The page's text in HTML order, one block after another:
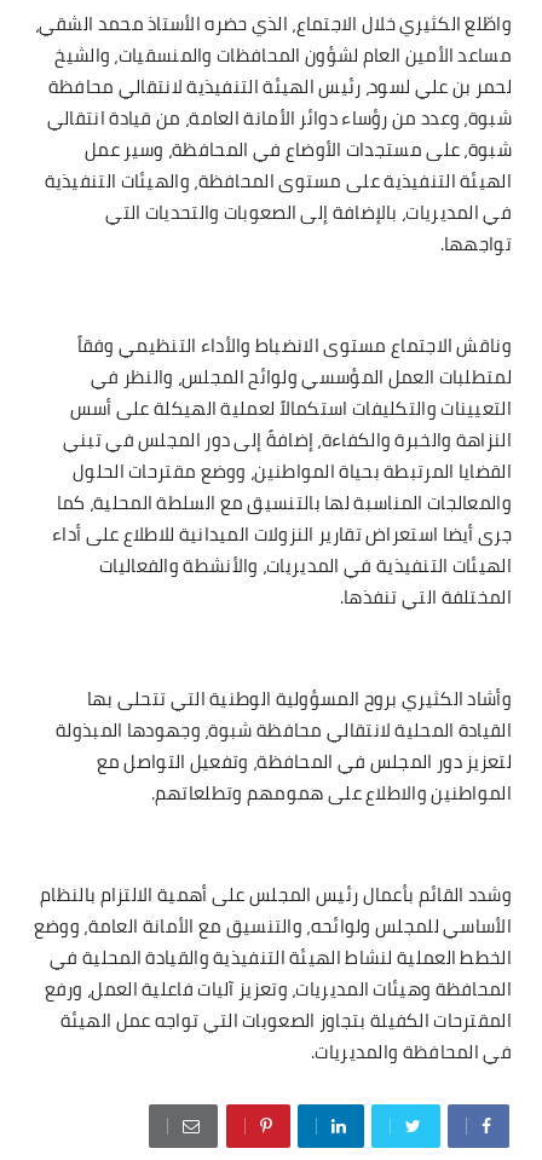
واطّلع الكثيري خلال الاجتماع، الذي حضره الأستاذ محمد الشقي،
مساعد الأمين العام لشؤون المحافظات والمنسقيات، والشيخ
لحمر بن علي لسود، رئيس الهيئة التنفيذية لانتقالي محافظة
شبوة، وعدد من رؤساء دوائر الأمانة العامة، من قيادة انتقالي
شبوة، على مستجدات الأوضاع في المحافظة، وسير عمل
الهيئة التنفيذية على مستوى المحافظة، والهيئات التنفيذية
في المديريات، بالإضافة إلى الصعوبات والتحديات التي
تواجهها.
وناقش الاجتماع مستوى الانضباط والأداء التنظيمي وفقاً
لمتطلبات العمل المؤسسي ولوائح المجلس، والنظر في
التعيينات والتكليفات استكمالاً لعملية الهيكلة على أسس
النزاهة والخبرة والكفاءة، إضافةً إلى دور المجلس في تبني
القضايا المرتبطة بحياة المواطنين، ووضع مقترحات الحلول
والمعالجات المناسبة لها بالتنسيق مع السلطة المحلية، كما
جرى أيضا استعراض تقارير النزولات الميدانية للاطلاع على أداء
الهيئات التنفيذية في المديريات، والأنشطة والفعاليات
المختلفة التي تنفذها.
وأشاد الكثيري بروح المسؤولية الوطنية التي تتحلى بها
القيادة المحلية لانتقالي محافظة شبوة، وجهودها المبذولة
لتعزيز دور المجلس في المحافظة، وتفعيل التواصل مع
المواطنين والاطلاع على همومهم وتطلعاتهم.
وشدد القائم بأعمال رئيس المجلس على أهمية الالتزام بالنظام
الأساسي للمجلس ولوائحه، والتنسيق مع الأمانة العامة، ووضع
الخطط العملية لنشاط الهيئة التنفيذية والقيادة المحلية في
المحافظة وهيئات المديريات، وتعزيز آليات فاعلية العمل، ورفع
المقترحات الكفيلة بتجاوز الصعوبات التي تواجه عمل الهيئة
في المحافظة والمديريات.